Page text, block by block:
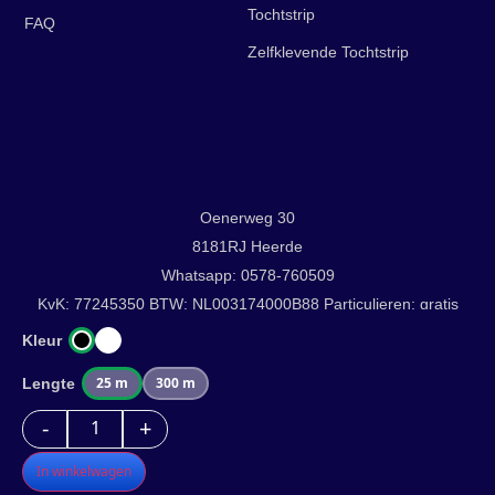
Kleur
Lengte 25 m 300 m
- +
In winkelwagen
Oenerweg 30
8181RJ Heerde
Whatsapp: 0578-760509
KvK: 77245350 BTW: NL003174000B88 Particulieren: gratis
verzending boven €100 orderwaarde.
Tochtstrip
Zelfklevende Tochtstrip
FAQ